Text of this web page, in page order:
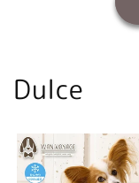
Dulce